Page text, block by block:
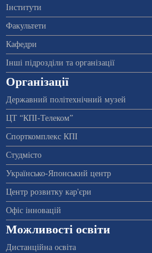
Інститути
Факультети
Кафедри
Інші підрозділи та організації
Організації
Державний політехнічний музей
ЦТ “КПІ-Телеком”
Спорткомплекс КПІ
Студмісто
Українсько-Японський центр
Центр розвитку кар'єри
Офіс інновацій
Можливості освіти
Дистанційна освіта